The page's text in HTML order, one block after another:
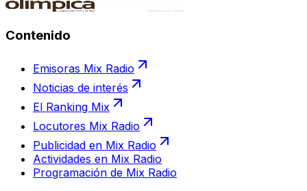
Contenido
Emisoras Mix Radio
Noticias de interés
El Ranking Mix
Locutores Mix Radio
Publicidad en Mix Radio
Actividades en Mix Radio
Programación de Mix Radio